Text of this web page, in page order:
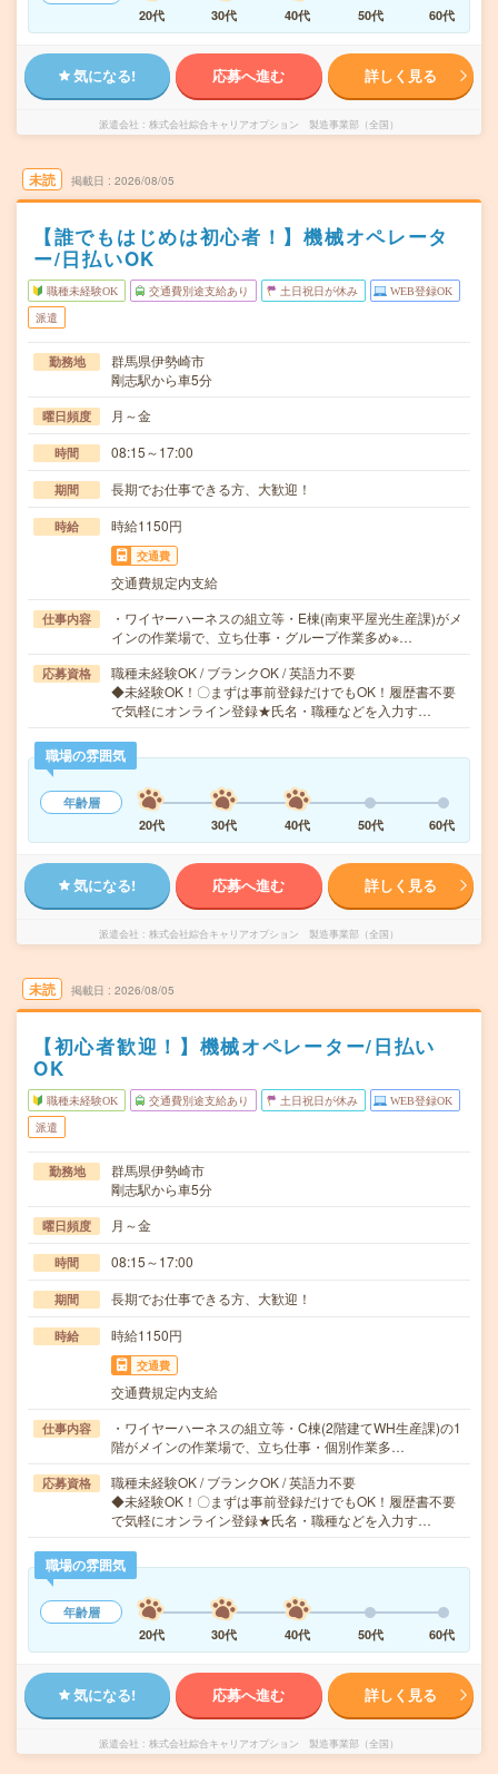
20代
30代 40代 50代 60代
気になる! 応募へ進む 詳しく見る
派遣会社 株式会社綜合キャリアオプション 製造事業部（全国）
未読 掲載日 2026/08/05
【誰でもはじめは初心者！】機械オペレータ
ー/日払いOK
職種未経験OK 交通費別途支給あり 土日祝日が休み WEB登録OK
派遣
勤務地
群馬県伊勢崎市
剛志駅から車5分
曜日頻度 月～金
時間 08:15～17:00
期間 長期でお仕事できる方、大歓迎！
時給 時給1150円
交通費
交通費規定内支給
仕事内容
・ワイヤーハーネスの組立等・E棟(南東平屋光生産課)がメ
インの作業場で、立ち仕事・グループ作業多め※…
応募資格
職種未経験OK / ブランクOK / 英語力不要
◆未経験OK！〇まずは事前登録だけでもOK！履歴書不要
で気軽にオンライン登録★氏名・職種などを入力す…
職場の雰囲気
年齢層
20代
30代 40代 50代 60代
気になる! 応募へ進む 詳しく見る
派遣会社 株式会社綜合キャリアオプション 製造事業部（全国）
未読 掲載日 2026/08/05
【初心者歓迎！】機械オペレーター/日払い
OK
職種未経験OK 交通費別途支給あり 土日祝日が休み WEB登録OK
派遣
勤務地
群馬県伊勢崎市
剛志駅から車5分
曜日頻度 月～金
時間 08:15～17:00
期間 長期でお仕事できる方、大歓迎！
時給 時給1150円
交通費
交通費規定内支給
仕事内容
・ワイヤーハーネスの組立等・C棟(2階建てWH生産課)の1
階がメインの作業場で、立ち仕事・個別作業多…
応募資格
職種未経験OK / ブランクOK / 英語力不要
◆未経験OK！〇まずは事前登録だけでもOK！履歴書不要
で気軽にオンライン登録★氏名・職種などを入力す…
職場の雰囲気
年齢層
20代
30代 40代 50代 60代
気になる! 応募へ進む 詳しく見る
派遣会社 株式会社綜合キャリアオプション 製造事業部（全国）